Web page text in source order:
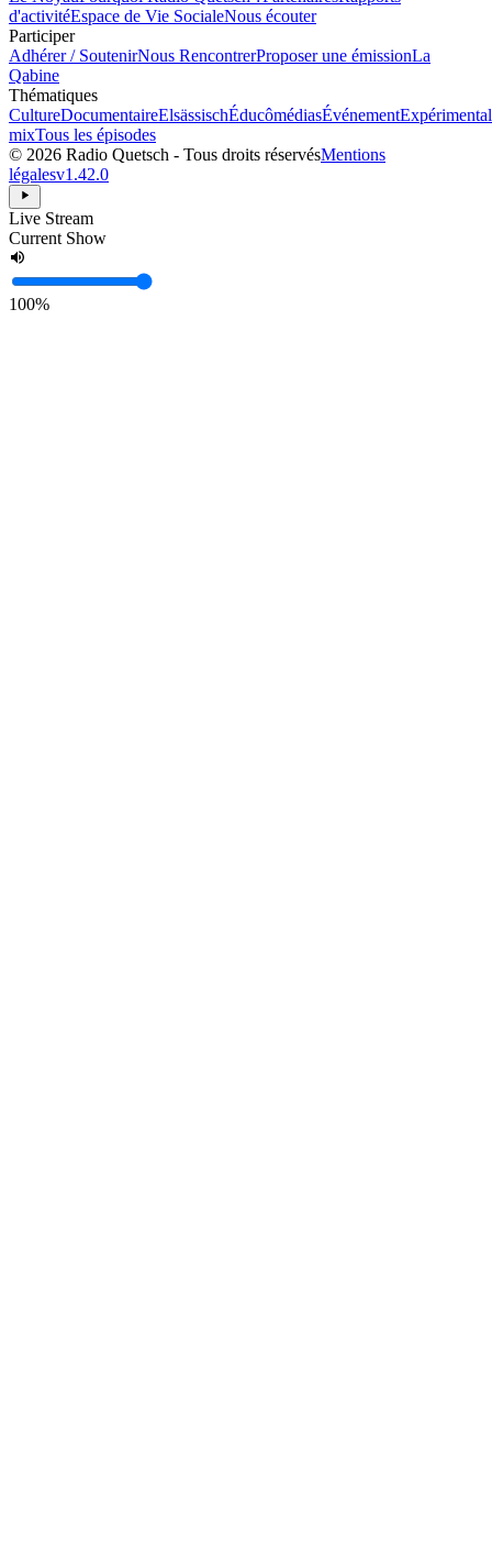
d'activitéEspace de Vie SocialeNous écouter
Participer
Adhérer / SoutenirNous RencontrerProposer une émissionLa
Qabine
Thématiques
CultureDocumentaireElsässischÉducômédiasÉvénementExpérimental
mixTous les épisodes
© 2026 Radio Quetsch - Tous droits réservésMentions
légalesv1.42.0
Live Stream
Current Show
100%